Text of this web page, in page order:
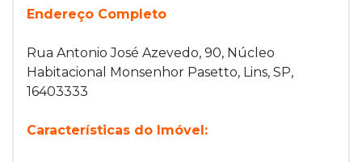
Endereço Completo
Rua Antonio José Azevedo, 90, Núcleo
Habitacional Monsenhor Pasetto, Lins, SP,
16403333
Características do Imóvel: